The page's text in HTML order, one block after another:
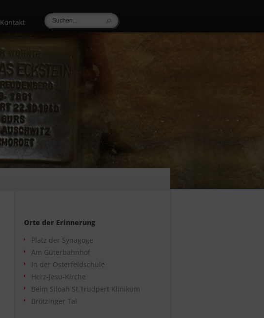
Kontakt
Orte der Erinnerung
Platz der Synagoge
Am Güterbahnhof
In der Osterfeldschule
Herz-Jesu-Kirche
Beim Siloah St.Trudpert Klinikum
Brötzinger Tal